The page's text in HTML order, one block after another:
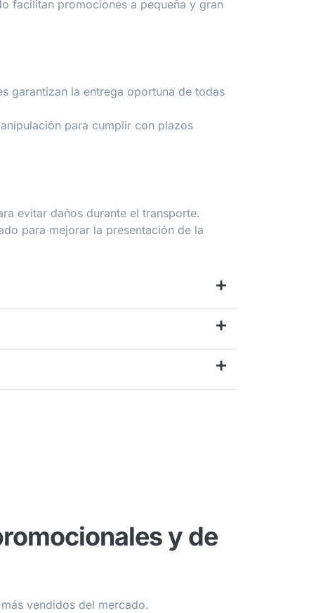
facilitan promociones a pequeña y gran
garantizan la entrega oportuna de todas
para cumplir con plazos
evitar daños durante el transporte.
para mejorar la presentación de la
y de
vendidos del mercado.